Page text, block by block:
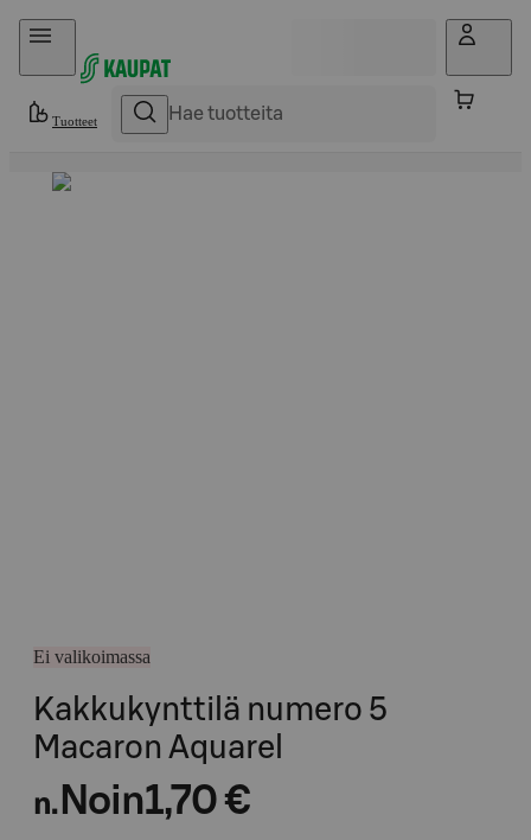
Hyppää sisältöön
Tuotteet
Ei valikoimassa
Kakkukynttilä numero 5
Macaron Aquarel
n. Noin1,70 €